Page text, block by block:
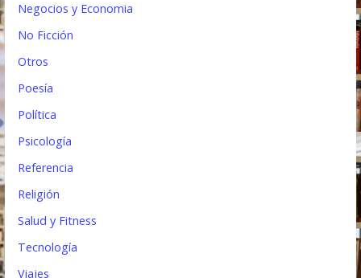
Negocios y Economia
No Ficción
Otros
Poesía
Política
Psicología
Referencia
Religión
Salud y Fitness
Tecnología
Viajes